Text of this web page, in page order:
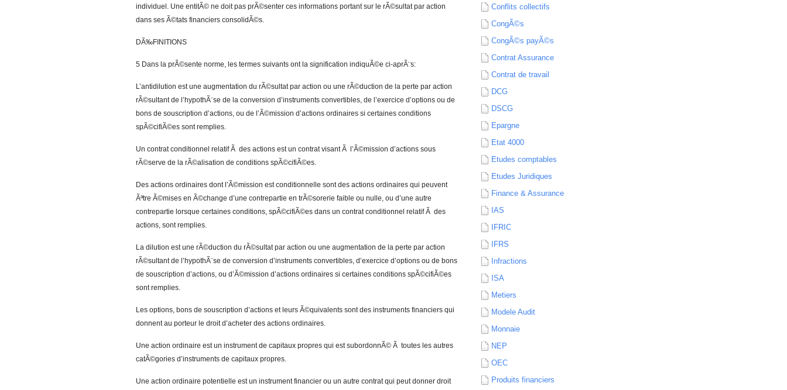
individuel. Une entitÃ© ne doit pas prÃ©senter ces informations portant sur le rÃ©sultat par action
dans ses Ã©tats financiers consolidÃ©s.
DÃ‰FINITIONS
5 Dans la prÃ©sente norme, les termes suivants ont la signification indiquÃ©e ci-aprÃ¨s:
L’antidilution est une augmentation du rÃ©sultat par action ou une rÃ©duction de la perte par action
rÃ©sultant de l’hypothÃ¨se de la conversion d’instruments convertibles, de l’exercice d’options ou de
bons de souscription d’actions, ou de l’Ã©mission d’actions ordinaires si certaines conditions
spÃ©cifiÃ©es sont remplies.
Un contrat conditionnel relatif Ã des actions est un contrat visant Ã l’Ã©mission d’actions sous
rÃ©serve de la rÃ©alisation de conditions spÃ©cifiÃ©es.
Des actions ordinaires dont l’Ã©mission est conditionnelle sont des actions ordinaires qui peuvent
Ãªtre Ã©mises en Ã©change d’une contrepartie en trÃ©sorerie faible ou nulle, ou d’une autre
contrepartie lorsque certaines conditions, spÃ©cifiÃ©es dans un contrat conditionnel relatif Ã des
actions, sont remplies.
La dilution est une rÃ©duction du rÃ©sultat par action ou une augmentation de la perte par action
rÃ©sultant de l’hypothÃ¨se de conversion d’instruments convertibles, d’exercice d’options ou de bons
de souscription d’actions, ou d’Ã©mission d’actions ordinaires si certaines conditions spÃ©cifiÃ©es
sont remplies.
Les options, bons de souscription d’actions et leurs Ã©quivalents sont des instruments financiers qui
donnent au porteur le droit d’acheter des actions ordinaires.
Une action ordinaire est un instrument de capitaux propres qui est subordonnÃ© Ã toutes les autres
catÃ©gories d’instruments de capitaux propres.
Une action ordinaire potentielle est un instrument financier ou un autre contrat qui peut donner droit
Conflits collectifs
CongÃ©s
CongÃ©s payÃ©s
Contrat Assurance
Contrat de travail
DCG
DSCG
Epargne
Etat 4000
Etudes comptables
Etudes Juridiques
Finance & Assurance
IAS
IFRIC
IFRS
Infractions
ISA
Metiers
Modele Audit
Monnaie
NEP
OEC
Produits financiers